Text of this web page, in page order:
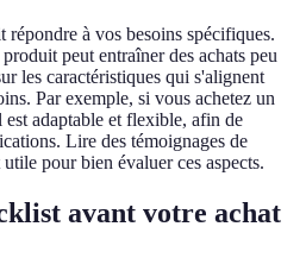
à vos besoins spécifiques.
peut entraîner des achats peu
les caractéristiques qui s'alignent
Par exemple, si vous achetez un
adaptable et flexible, afin de
Lire des témoignages de
pour bien évaluer ces aspects.
avant votre achat